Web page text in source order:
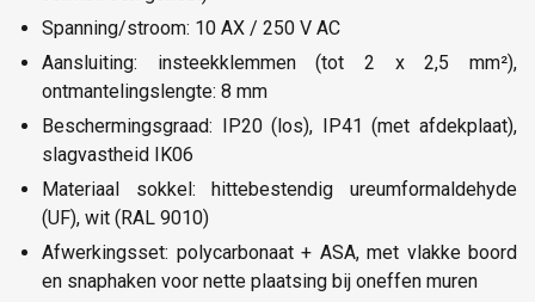
Spanning/stroom: 10 AX / 250 V AC
Aansluiting: insteekklemmen (tot 2 x 2,5 mm²),
ontmantelingslengte: 8 mm
Beschermingsgraad: IP20 (los), IP41 (met afdekplaat),
slagvastheid IK06
Materiaal sokkel: hittebestendig ureumformaldehyde
(UF), wit (RAL 9010)
Afwerkingsset: polycarbonaat + ASA, met vlakke boord
en snaphaken voor nette plaatsing bij oneffen muren